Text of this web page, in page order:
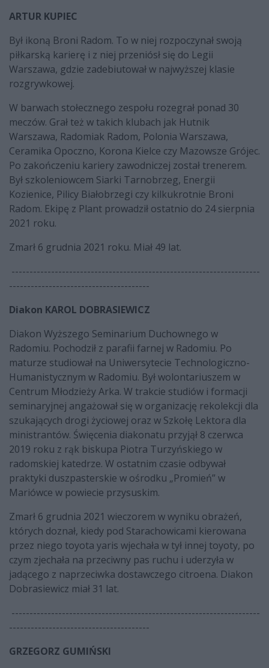
ARTUR KUPIEC
Był ikoną Broni Radom. To w niej rozpoczynał swoją
piłkarską karierę i z niej przeniósł się do Legii
Warszawa, gdzie zadebiutował w najwyższej klasie
rozgrywkowej.
W barwach stołecznego zespołu rozegrał ponad 30
meczów. Grał też w takich klubach jak Hutnik
Warszawa, Radomiak Radom, Polonia Warszawa,
Ceramika Opoczno, Korona Kielce czy Mazowsze Grójec.
Po zakończeniu kariery zawodniczej został trenerem.
Był szkoleniowcem Siarki Tarnobrzeg, Energii
Kozienice, Pilicy Białobrzegi czy kilkukrotnie Broni
Radom. Ekipę z Plant prowadził ostatnio do 24 sierpnia
2021 roku.
Zmarł 6 grudnia 2021 roku. Miał 49 lat.
---------------------------------------------------------------------
---------------------------------------
Diakon KAROL DOBRASIEWICZ
Diakon Wyższego Seminarium Duchownego w
Radomiu. Pochodził z parafii farnej w Radomiu. Po
maturze studiował na Uniwersytecie Technologiczno-
Humanistycznym w Radomiu. Był wolontariuszem w
Centrum Młodzieży Arka. W trakcie studiów i formacji
seminaryjnej angażował się w organizację rekolekcji dla
szukających drogi życiowej oraz w Szkołę Lektora dla
ministrantów. Święcenia diakonatu przyjął 8 czerwca
2019 roku z rąk biskupa Piotra Turzyńskiego w
radomskiej katedrze. W ostatnim czasie odbywał
praktyki duszpasterskie w ośrodku „Promień” w
Mariówce w powiecie przysuskim.
Zmarł 6 grudnia 2021 wieczorem w wyniku obrażeń,
których doznał, kiedy pod Starachowicami kierowana
przez niego toyota yaris wjechała w tył innej toyoty, po
czym zjechała na przeciwny pas ruchu i uderzyła w
jadącego z naprzeciwka dostawczego citroena. Diakon
Dobrasiewicz miał 31 lat.
---------------------------------------------------------------------
---------------------------------------
GRZEGORZ GUMIŃSKI